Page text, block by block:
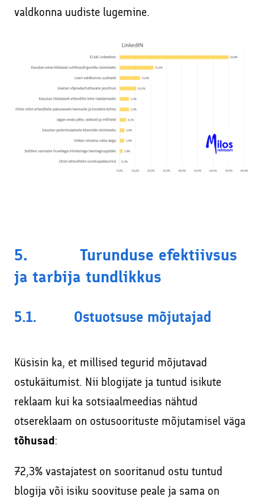
valdkonna uudiste lugemine.
5. Turunduse efektiivsus
ja tarbija tundlikkus
5.1. Ostuotsuse mõjutajad
Küsisin ka, et millised tegurid mõjutavad
ostukäitumist. Nii blogijate ja tuntud isikute
reklaam kui ka sotsiaalmeedias nähtud
otsereklaam on ostusoorituste mõjutamisel väga
tõhusad:
72,3% vastajatest on sooritanud ostu tuntud
blogija või isiku soovituse peale ja sama on